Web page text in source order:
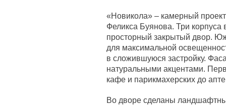
«Новикола» – камерный
Феликса Буянова. Три
просторный закрытый двор.
для максимальной
в сложившуюся застройку.
натуральными акцентами.
кафе и парикмахерских до
Во дворе сделаны